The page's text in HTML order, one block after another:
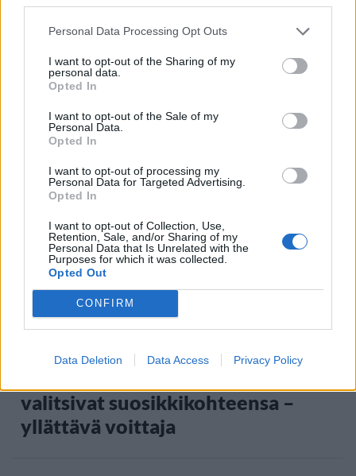
Personal Data Processing Opt Outs
I want to opt-out of the Sharing of my
personal data.
Opted In
I want to opt-out of the Sale of my
Personal Data.
Opted In
I want to opt-out of processing my
Personal Data for Targeted Advertising.
Opted In
I want to opt-out of Collection, Use,
Retention, Sale, and/or Sharing of my
Personal Data that Is Unrelated with the
Purposes for which it was collected.
Opted Out
CONFIRM
Data Deletion Data Access Privacy Policy
VIIHDEUUTISET
Suolikaasun tuoksu levisi Spider-
Man -näytöksessä – yleisö poistui
paikalta
5
MATKAILU
valitsivat suosikkikohteensa –
yllättävä voittaja